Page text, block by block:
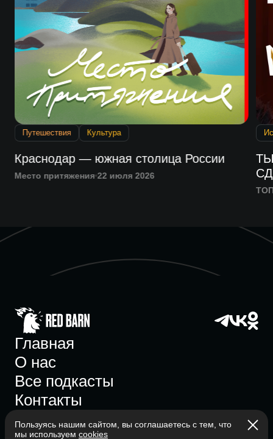
Путешествия Культура
Краснодар — южная столица России
Место притяжения 22 июля 2026
Главная
О нас
Все подкасты
Контакты
Пользуясь нашим сайтом, вы соглашаетесь с тем, что
мы используем cookies